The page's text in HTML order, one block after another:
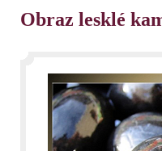
Obraz lesklé